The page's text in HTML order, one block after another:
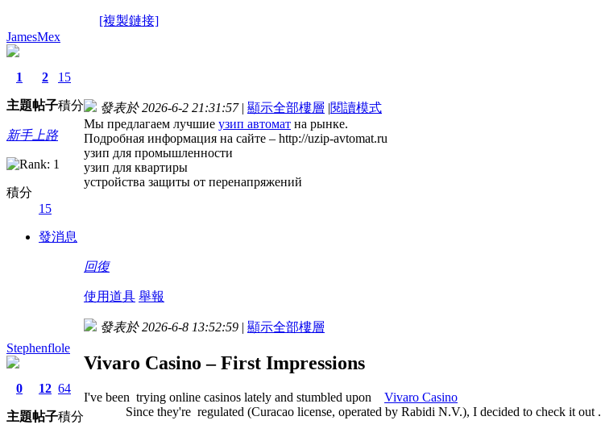
[複製鏈接]
JamesMex
1
主題
2
帖子
15
積分
新手上路
積分
15
發消息
發表於 2026-6-2 21:31:57 | 顯示全部樓層 |閱讀模式
Мы предлагаем лучшие узип автомат на рынке.
Подробная информация на сайте – http://uzip-avtomat.ru
узип для промышленности
узип для квартиры
устройства защиты от перенапряжений
回復
使用道具 舉報
Stephenflole
0
主題
12
帖子
64
積分
發表於 2026-6-8 13:52:59 | 顯示全部樓層
Vivaro Casino – First Impressions
I've been trying online casinos lately and stumbled upon Vivaro Casino
Since they're regulated (Curacao license, operated by Rabidi N.V.), I decided to check it out .